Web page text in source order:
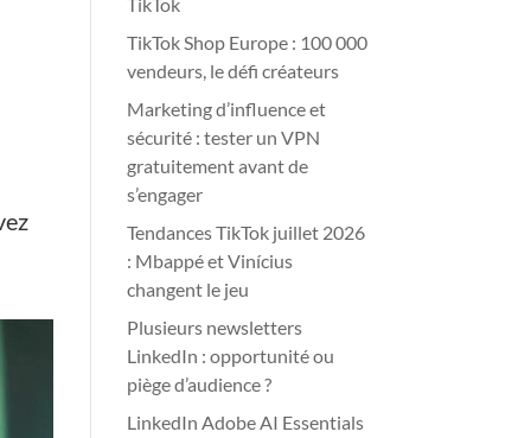
TikTok Shop Europe : 100 000
vendeurs, le défi créateurs
Marketing d’influence et
sécurité : tester un VPN
gratuitement avant de
s’engager
Tendances TikTok juillet 2026
: Mbappé et Vinícius
changent le jeu
Plusieurs newsletters
LinkedIn : opportunité ou
piège d’audience ?
LinkedIn Adobe AI Essentials